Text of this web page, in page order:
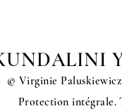
© Virginie
Protection intégrale.